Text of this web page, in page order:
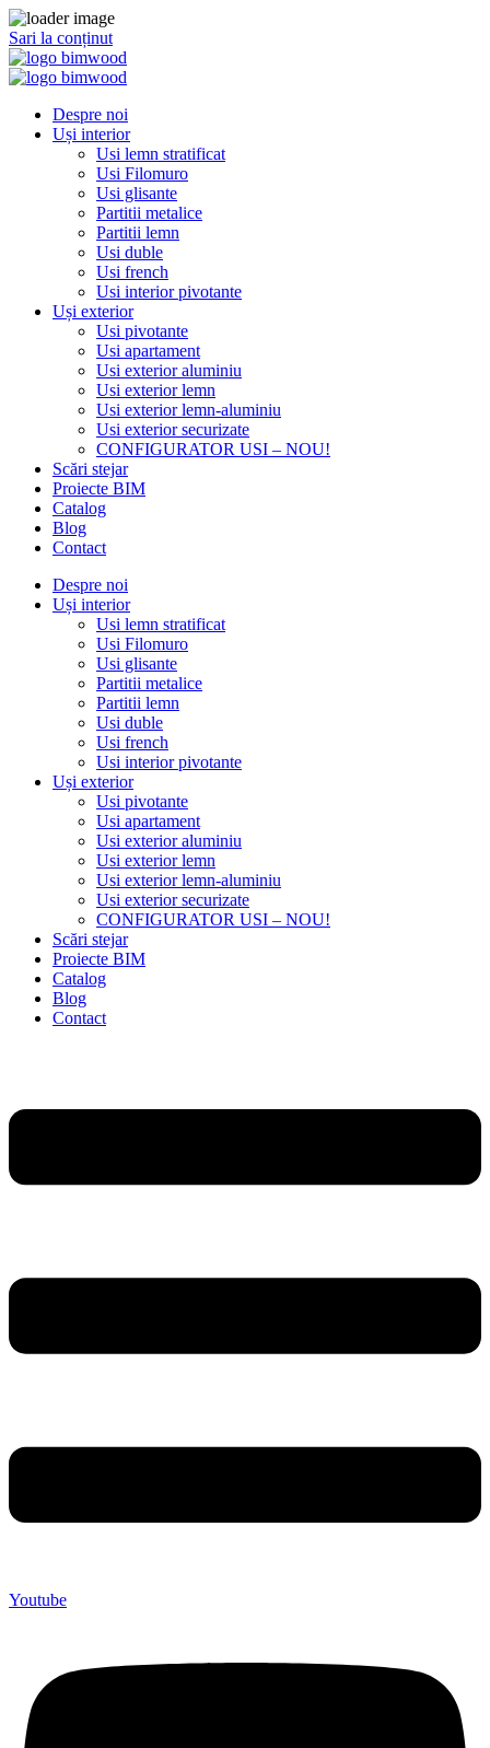
Sari la conținut
Despre noi
Uși interior
Usi lemn stratificat
Usi Filomuro
Usi glisante
Partitii metalice
Partitii lemn
Usi duble
Usi french
Usi interior pivotante
Uși exterior
Usi pivotante
Usi apartament
Usi exterior aluminiu
Usi exterior lemn
Usi exterior lemn-aluminiu
Usi exterior securizate
CONFIGURATOR USI – NOU!
Scări stejar
Proiecte BIM
Catalog
Blog
Contact
Despre noi
Uși interior
Usi lemn stratificat
Usi Filomuro
Usi glisante
Partitii metalice
Partitii lemn
Usi duble
Usi french
Usi interior pivotante
Uși exterior
Usi pivotante
Usi apartament
Usi exterior aluminiu
Usi exterior lemn
Usi exterior lemn-aluminiu
Usi exterior securizate
CONFIGURATOR USI – NOU!
Scări stejar
Proiecte BIM
Catalog
Blog
Contact
Youtube